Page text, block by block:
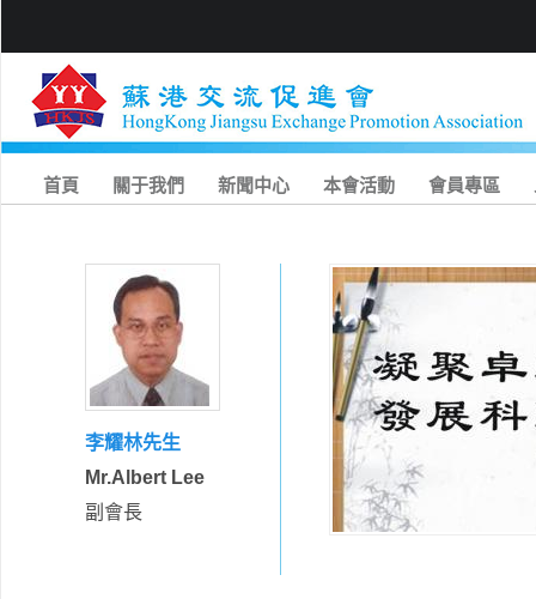
首頁 關于我們 新聞中心 本會活動 會員專區
李耀林先生
Mr.Albert Lee
副會長